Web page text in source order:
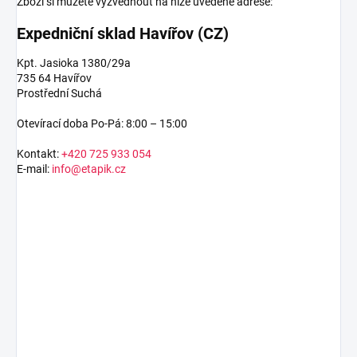
Expedniční sklad Havířov (CZ)
Kpt. Jasioka 1380/29a
735 64 Havířov
Prostřední Suchá
Otevírací doba Po-Pá: 8:00 – 15:00
Kontakt:+420 725 933 054
E-mail: info@etapik.cz